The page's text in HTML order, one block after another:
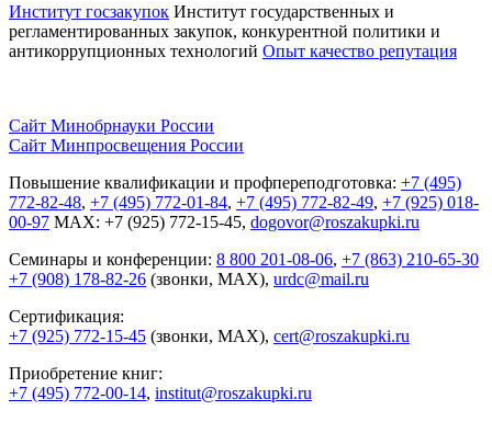
Институт госзакупок Институт государственных и
регламентированных закупок, конкурентной политики и
антикоррупционных технологий Опыт качество репутация
Сайт Минобрнауки России
Сайт Минпросвещения России
Повышение квалификации и профпереподготовка: +7 (495)
772-82-48, +7 (495) 772-01-84, +7 (495) 772-82-49, +7 (925) 018-
00-97 MAX: +7 (925) 772-15-45, dogovor@roszakupki.ru
Семинары и конференции: 8 800 201-08-06, +7 (863) 210-65-30
+7 (908) 178-82-26 (звонки, MAX), urdc@mail.ru
Сертификация:
+7 (925) 772-15-45 (звонки, MAX), cert@roszakupki.ru
Приобретение книг:
+7 (495) 772-00-14, institut@roszakupki.ru